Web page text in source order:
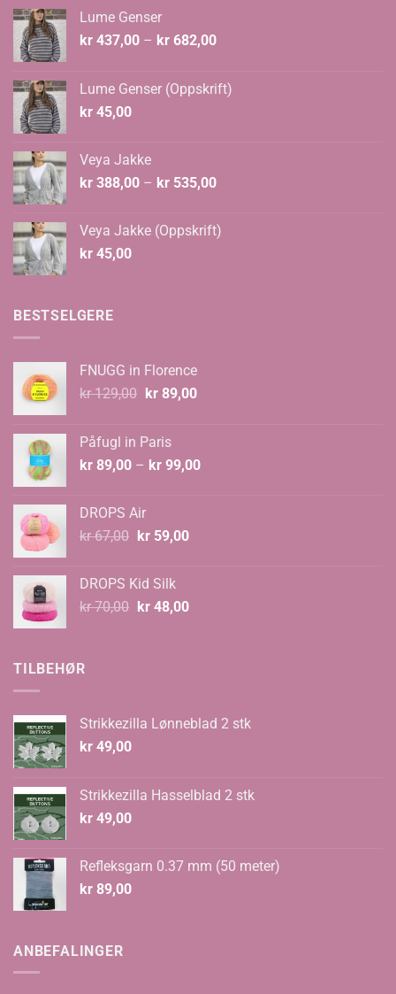
Lume Genser
kr 437,00 – kr 682,00Prisområde:
kr 682,00
Lume Genser (Oppskrift)
kr 45,00
Veya Jakke
kr 388,00 – kr 535,00Prisområde:
kr 535,00
Veya Jakke (Oppskrift)
kr 45,00
BESTSELGERE
FNUGG in Florence
kr129,00 Opprinnelig
kr 129,00.
kr89,00Nåværende
Påfugl in Paris
kr 89,00 – kr 99,00Prisområde:
DROPS Air
kr67,00 Opprinnelig
kr 67,00.
kr59,00Nåværende
DROPS Kid Silk
kr70,00 Opprinnelig
kr48,00Nåværende
TILBEHØR
Strikkezilla Lønneblad 2 stk
kr 49,00
Strikkezilla Hasselblad 2 stk
kr 49,00
Refleksgarn 0.37 mm (50 meter)
kr 89,00
ANBEFALINGER